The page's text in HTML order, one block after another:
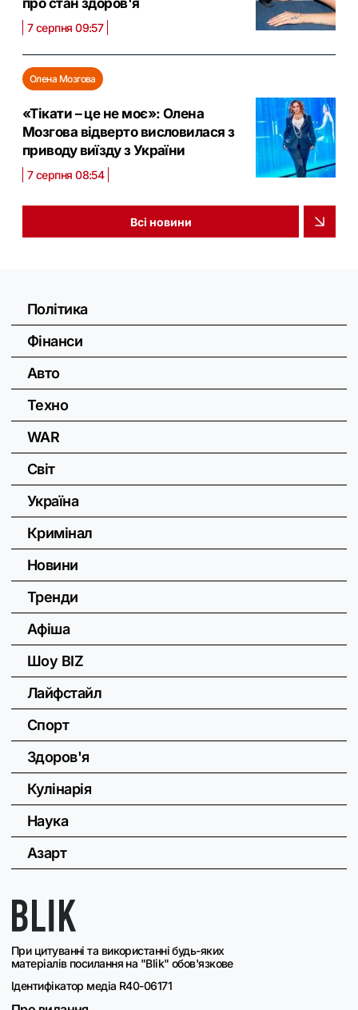
про стан здоров'я
7 серпня 09:57
Олена Мозгова
«Тікати – це не моє»: Олена
Мозгова відверто висловилася з
приводу виїзду з України
7 серпня 08:54
Всі новини
При цитуванні та використанні будь-яких
матеріалів посилання на "Blik" обов'язкове
Ідентифікатор медіа R40-06171
Політика
Фінанси
Авто
Техно
WAR
Світ
Україна
Кримінал
Новини
Тренди
Афіша
Шоу BIZ
Лайфстайл
Спорт
Здоров'я
Кулінарія
Наука
Азарт